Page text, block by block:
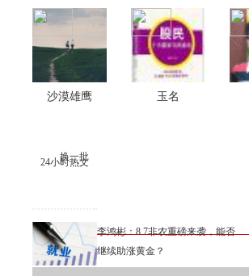
沙漠雄鹰 玉名
24小时热文
换一批
李鸿彬：8.7非农重磅来袭，能否
继续助涨黄金？